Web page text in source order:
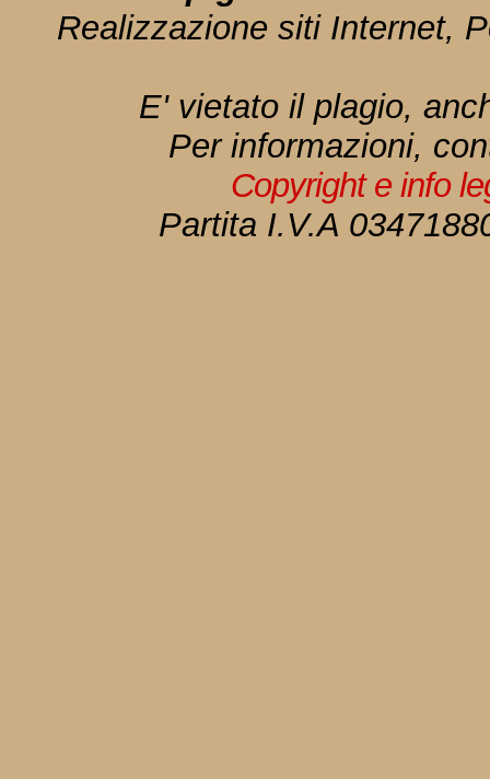
Realizzazione siti Internet,
E' vietato il plagio,
Per informazioni,
Copyright e info
Partita I.V.A